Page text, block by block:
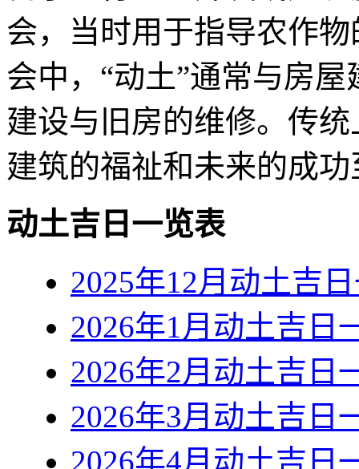
会，当时用于指导农作
会中，“动土”通常与房
建设与旧房的维修。传
建筑的福祉和未来的成
动土吉日一览表
2025年12月动土吉
2026年1月动土吉日
2026年2月动土吉日
2026年3月动土吉日
2026年4月动土吉日